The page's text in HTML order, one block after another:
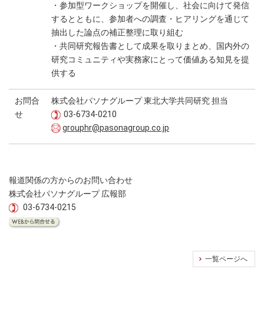
・参加型ワークショップを開催し、社会に向けて発信
するとともに、参加者への調査・ヒアリングを通じて
抽出した論点の補正整理に取り組む
・共同研究報告書として成果を取りまとめ、国内外の
研究コミュニティや実務家にとって価値ある知見を提
供する
お問合
せ
株式会社パソナグループ 東北大学共同研究 担当
03-6734-0210
grouphr@pasonagroup.co.jp
報道関係の方からのお問い合わせ
株式会社パソナグループ 広報部
03-6734-0215
一覧ページへ